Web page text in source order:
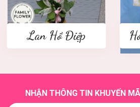
Lan Hồ Điệp
NHẬN THÔNG TIN KHUYẾN